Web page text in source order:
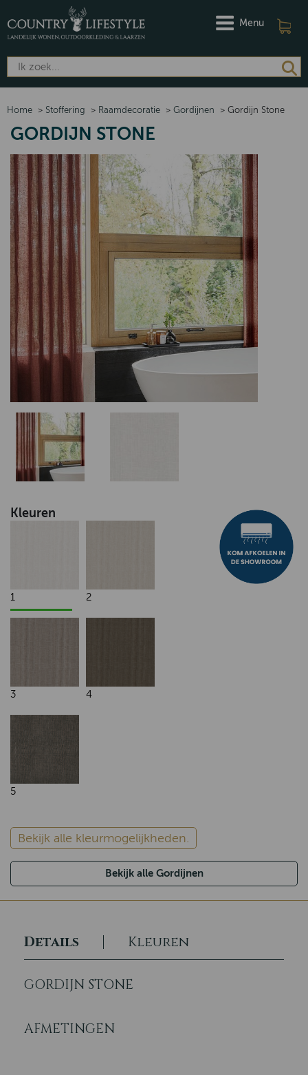
Menu
Home > Stoffering > Raamdecoratie > Gordijnen > Gordijn Stone
GORDIJN STONE
Kleuren
1 2
3 4
5
Bekijk alle kleurmogelijkheden.
Bekijk alle Gordijnen
Details Kleuren
GORDIJN STONE
AFMETINGEN